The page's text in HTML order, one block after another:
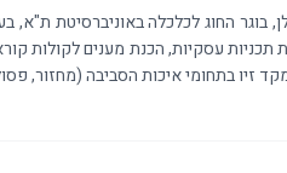
עסקיות, הכנת מענים לקולות
זיו בתחומי איכות הסביבה (מחזור,